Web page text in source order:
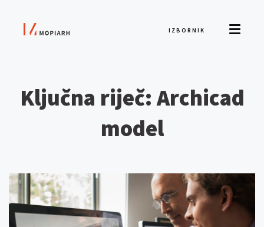
IZBORNIK
Ključna riječ: Archicad
model